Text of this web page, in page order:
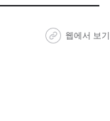
웹에서 보기